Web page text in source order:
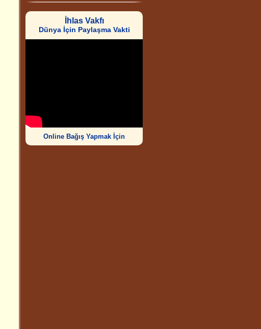
İhlas Vakfı
Dünya İçin Paylaşma Vakti
Online Bağış Yapmak İçin